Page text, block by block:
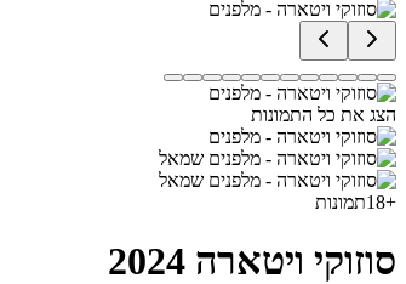
הצג את כל התמונות
+
18תמונות
סוזוקי ויטארה 2024